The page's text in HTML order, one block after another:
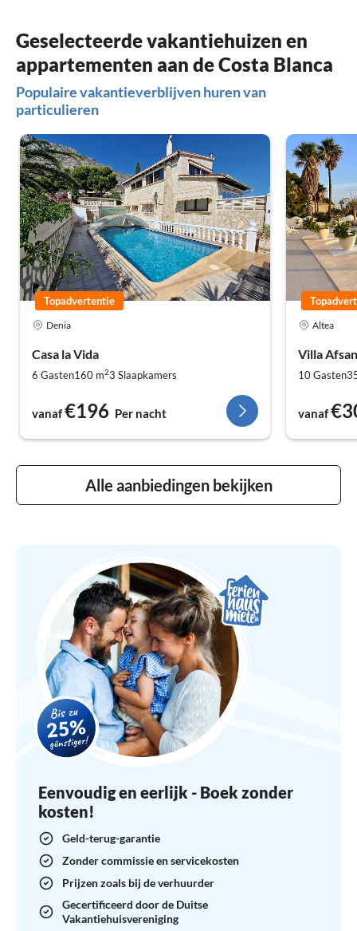
Geselecteerde vakantiehuizen en
appartementen aan de Costa Blanca
Populaire vakantieverblijven huren van
particulieren
Denia
Casa la Vida
6 Gasten160 m23 Slaapkamers
vanaf€196 Per nacht
Topadvertentie
Altea
Villa
10 Gasten
vanaf
Alle aanbiedingen bekijken
Eenvoudig en eerlijk - Boek zonder
kosten!
Geld-terug-garantie
Zonder commissie en servicekosten
Prijzen zoals bij de verhuurder
Gecertificeerd door de Duitse
Vakantiehuisvereniging